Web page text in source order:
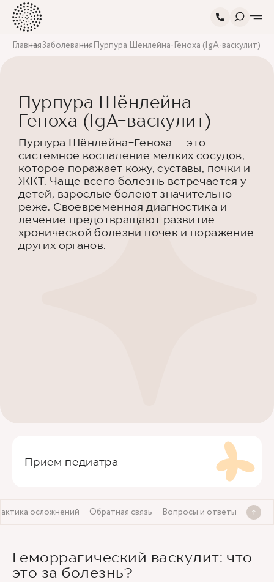
ГлавнаяЗаболеванияПурпура Шёнлейна-Геноха (IgA-васкулит)
Пурпура Шёнлейна-
Геноха (IgA-васкулит)
Пурпура Шёнлейна-Геноха — это
системное воспаление мелких сосудов,
которое поражает кожу, суставы, почки и
ЖКТ. Чаще всего болезнь встречается у
детей, взрослые болеют значительно
реже. Своевременная диагностика и
лечение предотвращают развитие
хронической болезни почек и поражение
других органов.
Прием педиатра
осложнений Обратная связь Вопросы и ответы
Геморрагический васкулит: что
это за болезнь?